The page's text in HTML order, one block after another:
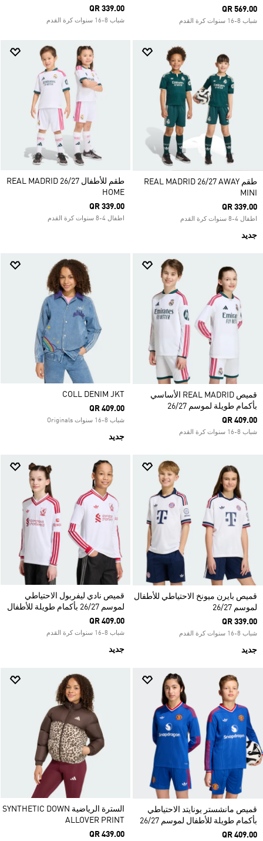
QR 569.00
شباب 8-16 سنوات كرة القدم
QR 339.00
شباب 8-16 سنوات كرة القدم
طقم REAL MADRID 26/27 AWAY
MINI
QR 339.00
اطفال 4-8 سنوات كرة القدم
جديد
طقم للأطفال REAL MADRID 26/27
HOME
QR 339.00
اطفال 4-8 سنوات كرة القدم
قميص REAL MADRID الأساسي
بأكمام طويلة لموسم 26/27
QR 409.00
شباب 8-16 سنوات كرة القدم
COLL DENIM JKT
QR 409.00
شباب 8-16 سنوات Originals
جديد
قميص بايرن ميونخ الاحتياطي للأطفال
لموسم 26/27
QR 339.00
شباب 8-16 سنوات كرة القدم
جديد
قميص نادي ليفربول الاحتياطي
لموسم 26/27 بأكمام طويلة للأطفال
QR 409.00
شباب 8-16 سنوات كرة القدم
جديد
قميص مانشستر يونايتد الاحتياطي
بأكمام طويلة للأطفال لموسم 26/27
QR 409.00
السترة الرياضية SYNTHETIC DOWN
ALLOVER PRINT
QR 439.00